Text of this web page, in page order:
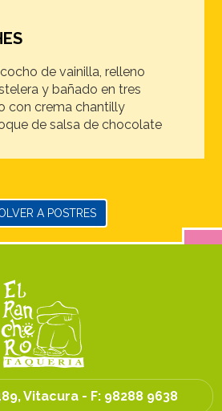
de vainilla, relleno
y bañado en tres
con crema chantilly
de salsa de chocolate
A POSTRES
Vitacura - F: 98288 9638